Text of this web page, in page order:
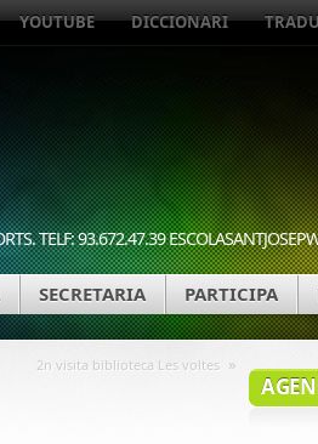
YOUTUBE DICCIONARI
TELF: 93.672.47.39
SECRETARIA PARTICIPA
2n visita biblioteca Les voltes »